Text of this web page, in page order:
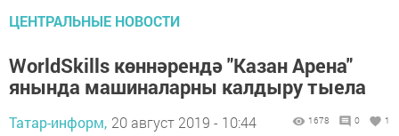
ЦЕНТРАЛЬНЫЕ НОВОСТИ
WorldSkills көннәрендә "Казан Арена"
янында машиналарны калдыру тыела
Татар-информ, 20 август 2019 - 10:44 1678 0 1